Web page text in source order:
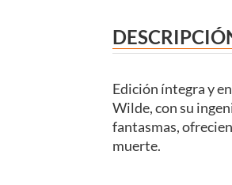
Edición íntegra y
Wilde, con su
fantasmas,
muerte.